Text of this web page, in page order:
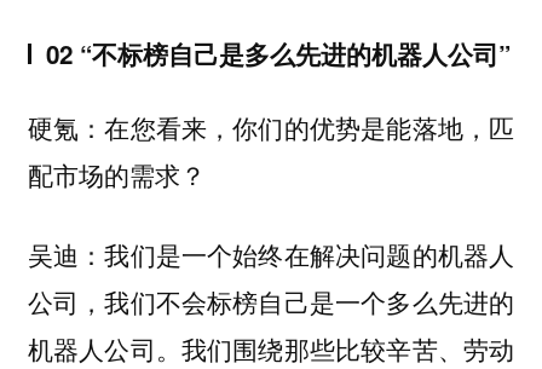
02 “不标榜自己是多么先进的机器人公司”
硬氪：在您看来，你们的优势是能落地，匹
配市场的需求？
吴迪：我们是一个始终在解决问题的机器人
公司，我们不会标榜自己是一个多么先进的
机器人公司。我们围绕那些比较辛苦、劳动